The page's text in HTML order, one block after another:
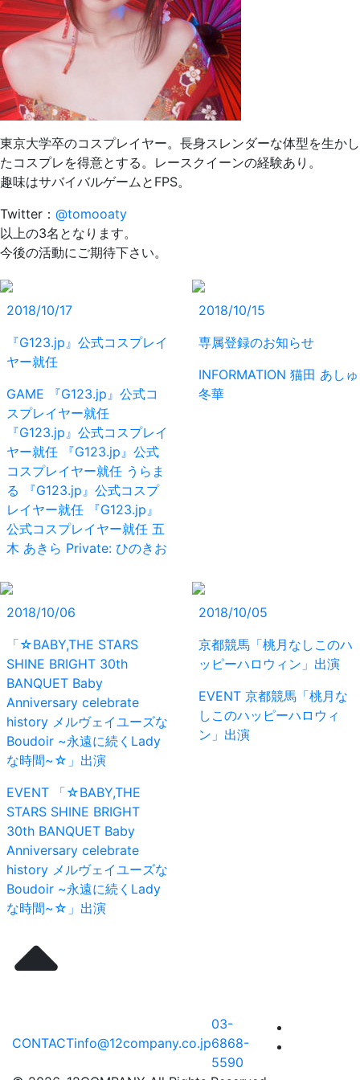
東京大学卒のコスプレイヤー。長身スレンダーな体型を生かし
たコスプレを得意とする。レースクイーンの経験あり。
趣味はサバイバルゲームとFPS。
Twitter： @tomooaty
以上の3名となります。
今後の活動にご期待下さい。
2018/10/17
『G123.jp』公式コスプレイ
ヤー就任
GAME
『G123.jp』公式コ
スプレイヤー就任
『G123.jp』公式コスプレイ
ヤー就任
『G123.jp』公式
コスプレイヤー就任 うらま
る
『G123.jp』公式コスプ
レイヤー就任
『G123.jp』
公式コスプレイヤー就任 五
木 あきら Private: ひのきお
2018/10/15
専属登録のお知らせ
INFORMATION 猫田 あしゅ
冬華
2018/10/06
「☆BABY,THE STARS
SHINE BRIGHT 30th
BANQUET Baby
Anniversary celebrate
history メルヴェイユーズな
Boudoir ~永遠に続くLady
な時間~☆」出演
EVENT
「☆BABY,THE
STARS SHINE BRIGHT
30th BANQUET Baby
Anniversary celebrate
history メルヴェイユーズな
Boudoir ~永遠に続くLady
な時間~☆」出演
2018/10/05
京都競馬「桃月なしこのハ
ッピーハロウィン」出演
EVENT 京都競馬「桃月な
しこのハッピーハロウィ
ン」出演
CONTACTinfo@12company.co.jp
03-
6868-
5590